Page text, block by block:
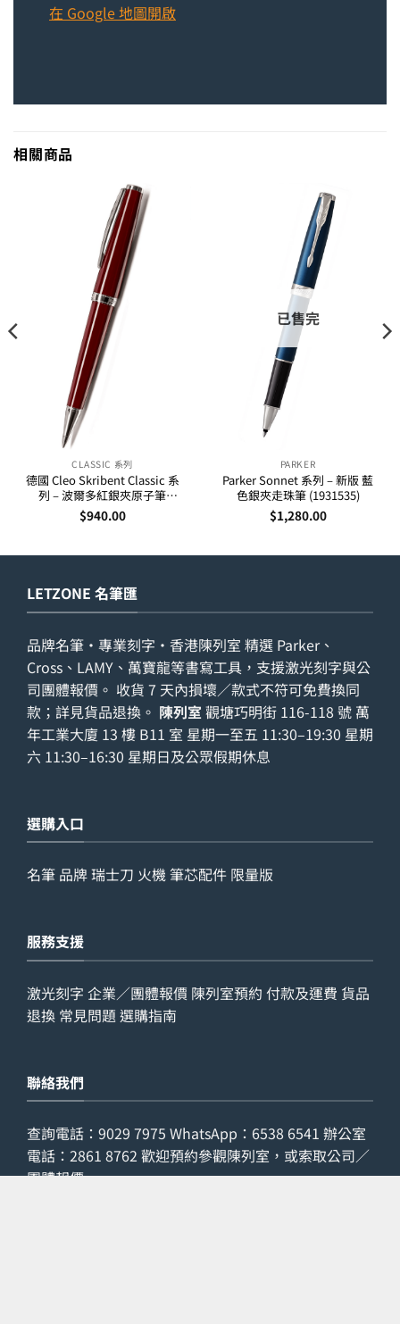
在 Google 地圖開啟
相關商品
CLASSIC 系列
德國 Cleo Skribent Classic 系
列 – 波爾多紅銀夾原子筆
(24096)
$940.00
已售完
PARKER
Parker Sonnet 系列 – 新版 藍
色銀夾走珠筆 (1931535)
$1,280.00
LETZONE 名筆匯
品牌名筆・專業刻字・香港陳列室 精選 Parker、
Cross、LAMY、萬寶龍等書寫工具，支援激光刻字與公
司團體報價。 收貨 7 天內損壞／款式不符可免費換同
款；詳見貨品退換 。 陳列室 觀塘巧明街 116-118 號 萬
年工業大廈 13 樓 B11 室 星期一至五 11:30–19:30 星期
六 11:30–16:30 星期日及公眾假期休息
選購入口
名筆 品牌瑞士刀 火機筆芯配件 限量版
服務支援
激光刻字 企業／團體報價 陳列室預約 付款及運費 貨品
退換 常見問題 選購指南
聯絡我們
查詢電話： 9029 7975 WhatsApp： 6538 6541 辦公室
電話： 2861 8762 歡迎預約參觀陳列室，或索取公司／
團體報價。